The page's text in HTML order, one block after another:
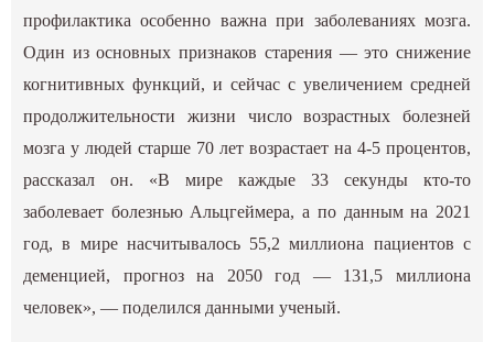
профилактика особенно важна при заболеваниях мозга.
Один из основных признаков старения — это снижение
когнитивных функций, и сейчас с увеличением средней
продолжительности жизни число возрастных болезней
мозга у людей старше 70 лет возрастает на 4-5 процентов,
рассказал он. «В мире каждые 33 секунды кто-то
заболевает болезнью Альцгеймера, а по данным на 2021
год, в мире насчитывалось 55,2 миллиона пациентов с
деменцией, прогноз на 2050 год — 131,5 миллиона
человек», — поделился данными ученый.